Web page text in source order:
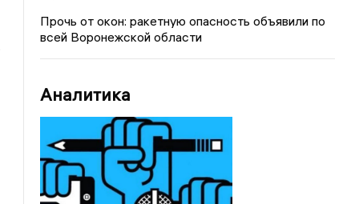
Прочь от окон: ракетную опасность объявили по
всей Воронежской области
Аналитика